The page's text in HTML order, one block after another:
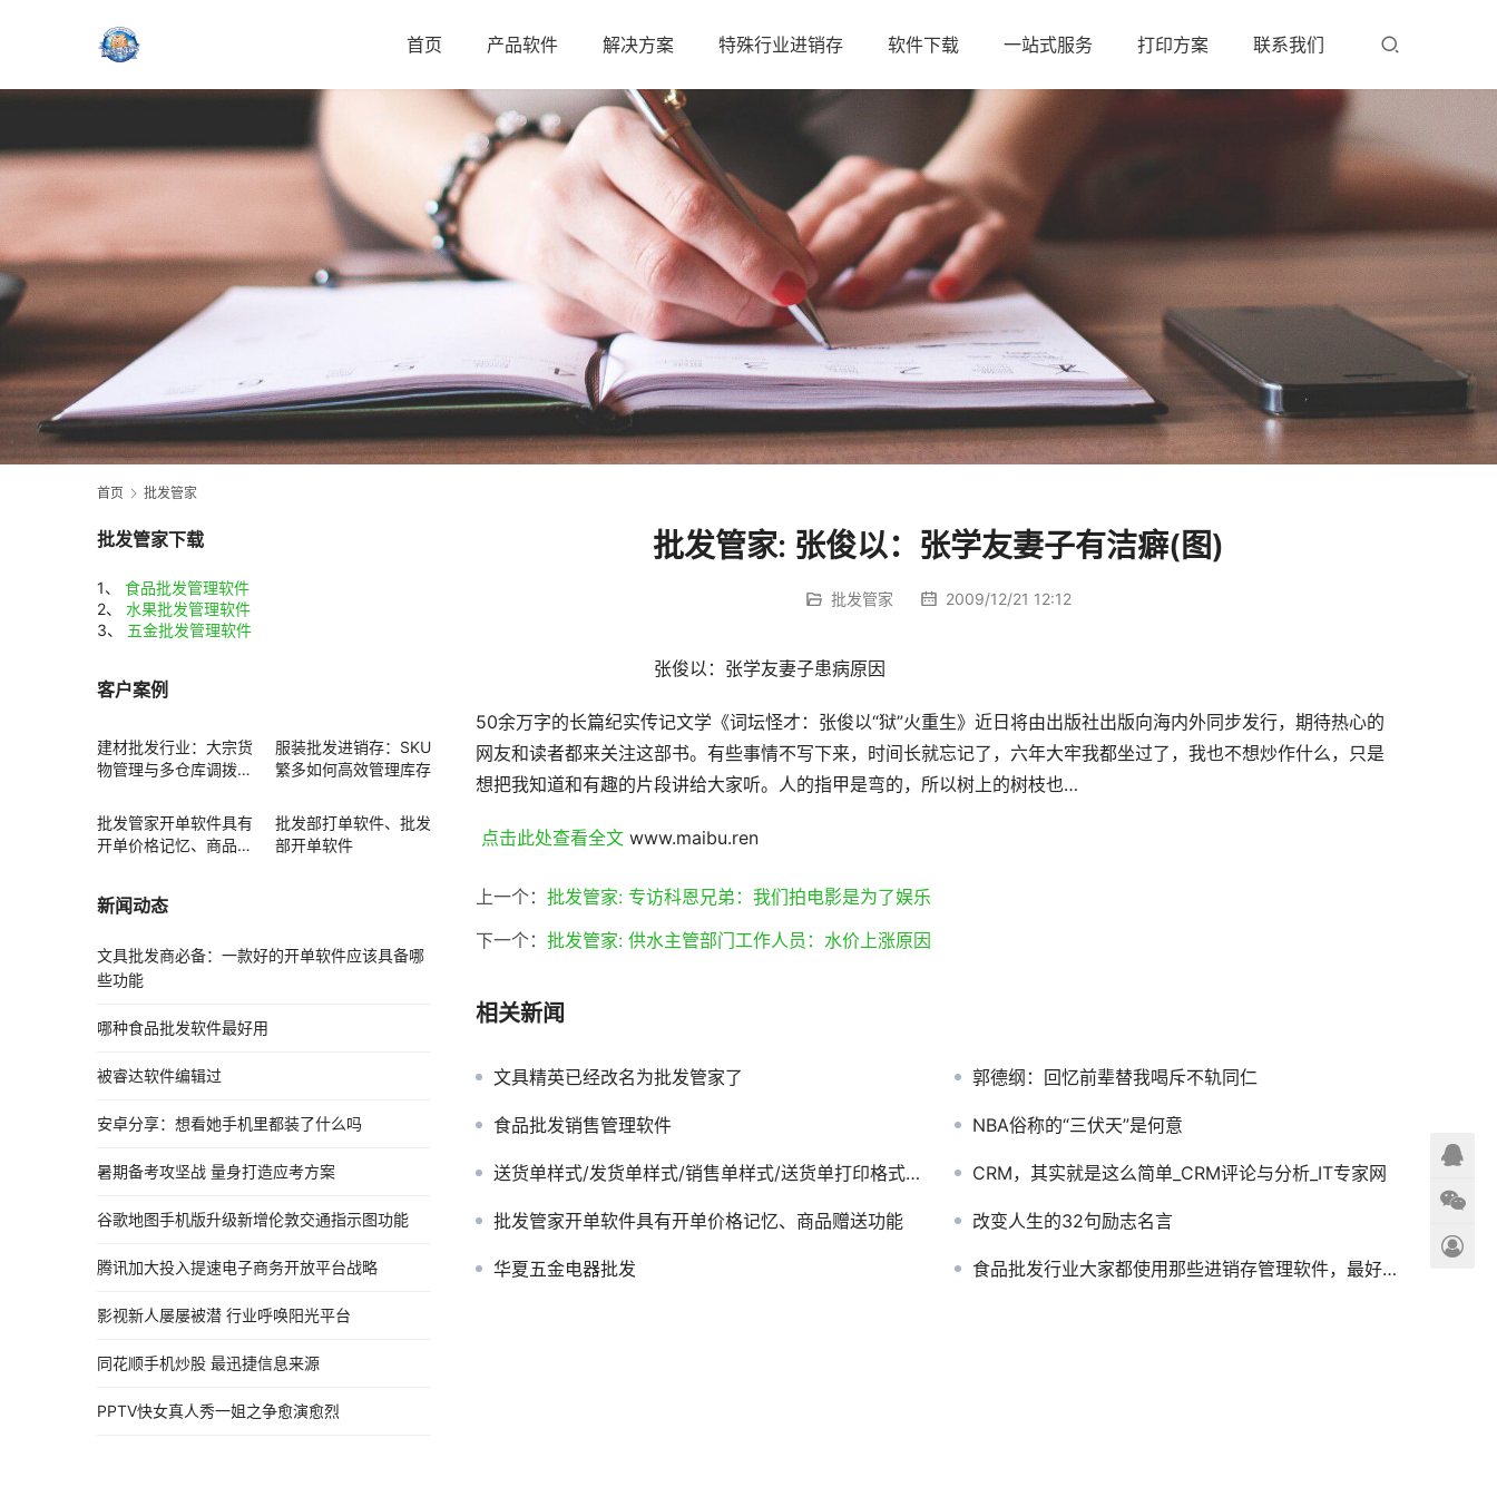
首页 产品软件 解决方案 特殊行业进销存 软件下载 一站式服务 打印方案 联系我们
首页 批发管家
批发管家: 张俊以：张学友妻子有洁癖(图)
批发管家 2009/12/21 12:12
				张俊以：张学友妻子患病原因
50余万字的长篇纪实传记文学《词坛怪才：张俊以“狱”火重生》近日将由出版社出版向海内外同步发行，期待热心的
网友和读者都来关注这部书。有些事情不写下来，时间长就忘记了，六年大牢我都坐过了，我也不想炒作什么，只是
想把我知道和有趣的片段讲给大家听。人的指甲是弯的，所以树上的树枝也…
点击此处查看全文 www.maibu.ren
上一个： 批发管家: 专访科恩兄弟：我们拍电影是为了娱乐
下一个： 批发管家: 供水主管部门工作人员：水价上涨原因
相关新闻
文具精英已经改名为批发管家了 郭德纲：回忆前辈替我喝斥不轨同仁
食品批发销售管理软件 NBA俗称的“三伏天”是何意
送货单样式/发货单样式/销售单样式/送货单打印格式 >>格式中心 CRM，其实就是这么简单_CRM评论与分析_IT专家网
批发管家开单软件具有开单价格记忆、商品赠送功能 改变人生的32句励志名言
华夏五金电器批发 食品批发行业大家都使用那些进销存管理软件，最好是网络版的进销存管理软件
批发管家下载
1、 食品批发管理软件
2、 水果批发管理软件
3、 五金批发管理软件
客户案例
建材批发行业：大宗货
物管理与多仓库调拨方
服装批发进销存：SKU
繁多如何高效管理库存
批发管家开单软件具有
开单价格记忆、商品赠
批发部打单软件、批发
部开单软件
新闻动态
文具批发商必备：一款好的开单软件应该具备哪
些功能
哪种食品批发软件最好用
被睿达软件编辑过
安卓分享：想看她手机里都装了什么吗
暑期备考攻坚战 量身打造应考方案
谷歌地图手机版升级新增伦敦交通指示图功能
腾讯加大投入提速电子商务开放平台战略
影视新人屡屡被潜 行业呼唤阳光平台
同花顺手机炒股 最迅捷信息来源
PPTV快女真人秀一姐之争愈演愈烈